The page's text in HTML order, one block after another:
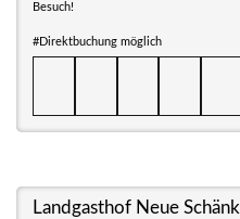
Besuch!
#Direktbuchung möglich
Landgasthof Neue